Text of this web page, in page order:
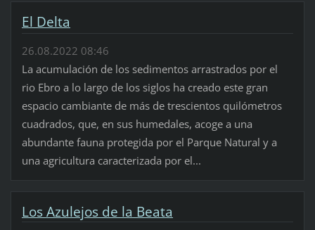
El Delta
26.08.2022 08:46
La acumulación de los sedimentos arrastrados por el
rio Ebro a lo largo de los siglos ha creado este gran
espacio cambiante de más de trescientos quilómetros
cuadrados, que, en sus humedales, acoge a una
abundante fauna protegida por el Parque Natural y a
una agricultura caracterizada por el...
Los Azulejos de la Beata